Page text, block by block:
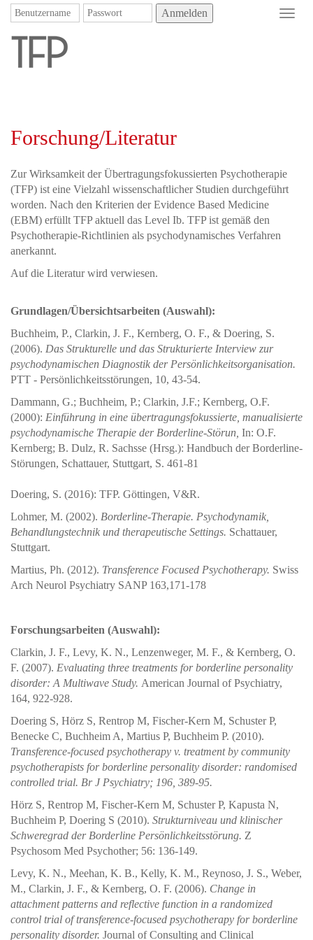
Anmelden
Forschung/Literatur
Zur Wirksamkeit der Übertragungsfokussierten Psychotherapie
(TFP) ist eine Vielzahl wissenschaftlicher Studien durchgeführt
worden. Nach den Kriterien der Evidence Based Medicine
(EBM) erfüllt TFP aktuell das Level Ib. TFP ist gemäß den
Psychotherapie-Richtlinien als psychodynamisches Verfahren
anerkannt.
Auf die Literatur wird verwiesen.
Grundlagen/Übersichtsarbeiten (Auswahl):
Buchheim, P., Clarkin, J. F., Kernberg, O. F., & Doering, S.
(2006). Das Strukturelle und das Strukturierte Interview zur
psychodynamischen Diagnostik der Persönlichkeitsorganisation.
PTT - Persönlichkeitsstörungen, 10, 43-54.
Dammann, G.; Buchheim, P.; Clarkin, J.F.; Kernberg, O.F.
(2000): Einführung in eine übertragungsfokussierte, manualisierte
psychodynamische Therapie der Borderline-Störun, In: O.F.
Kernberg; B. Dulz, R. Sachsse (Hrsg.): Handbuch der Borderline-
Störungen, Schattauer, Stuttgart, S. 461-81
Doering, S. (2016): TFP. Göttingen, V&R.
Lohmer, M. (2002). Borderline-Therapie. Psychodynamik,
Behandlungstechnik und therapeutische Settings. Schattauer,
Stuttgart.
Martius, Ph. (2012). Transference Focused Psychotherapy. Swiss
Arch Neurol Psychiatry SANP 163,171-178
Forschungsarbeiten (Auswahl):
Clarkin, J. F., Levy, K. N., Lenzenweger, M. F., & Kernberg, O.
F. (2007). Evaluating three treatments for borderline personality
disorder: A Multiwave Study. American Journal of Psychiatry,
164, 922-928.
Doering S, Hörz S, Rentrop M, Fischer-Kern M, Schuster P,
Benecke C, Buchheim A, Martius P, Buchheim P. (2010).
Transference-focused psychotherapy v. treatment by community
psychotherapists for borderline personality disorder: randomised
controlled trial. Br J Psychiatry; 196, 389-95.
Hörz S, Rentrop M, Fischer-Kern M, Schuster P, Kapusta N,
Buchheim P, Doering S (2010). Strukturniveau und klinischer
Schweregrad der Borderline Persönlichkeitsstörung. Z
Psychosom Med Psychother; 56: 136-149.
Levy, K. N., Meehan, K. B., Kelly, K. M., Reynoso, J. S., Weber,
M., Clarkin, J. F., & Kernberg, O. F. (2006). Change in
attachment patterns and reflective function in a randomized
control trial of transference-focused psychotherapy for borderline
personality disorder. Journal of Consulting and Clinical